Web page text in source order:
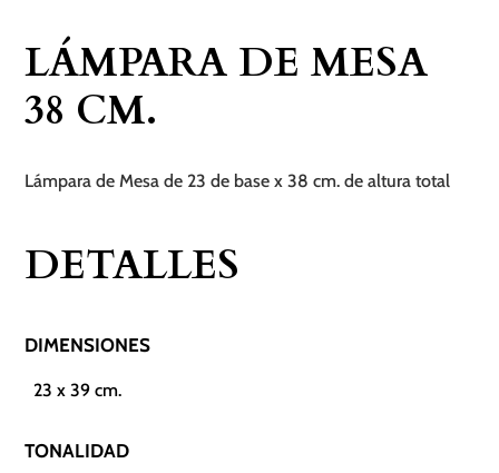
cantidad
LÁMPARA DE MESA
38 CM.
Lámpara de Mesa de 23 de base x 38 cm. de altura total
DETALLES
DIMENSIONES
23 x 39 cm.
TONALIDAD